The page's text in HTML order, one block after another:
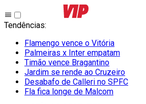
Tendências:
Flamengo vence o Vitória
Palmeiras x Inter empatam
Timão vence Bragantino
Jardim se rende ao Cruzeiro
Desabafo de Calleri no SPFC
Fla fica longe de Malcom